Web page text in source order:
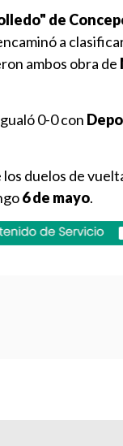
de
a
ambos obra de
0-0 con
duelos de
6 de mayo.